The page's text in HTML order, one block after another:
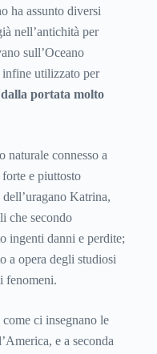
ha assunto diversi
nell’antichità per
sull’Oceano
infine utilizzato per
portata molto
naturale connesso a
forte e piuttosto
Katrina,
che secondo
ingenti danni e perdite;
a opera degli studiosi
fenomeni.
ci insegnano le
e a seconda